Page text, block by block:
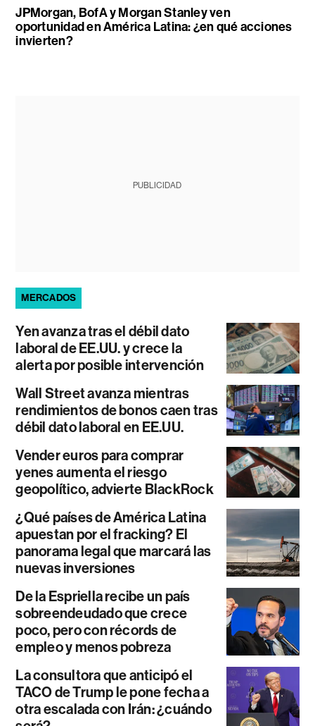
JPMorgan, BofA y Morgan Stanley ven
oportunidad en América Latina: ¿en qué acciones
invierten?
PUBLICIDAD
MERCADOS
Yen avanza tras el débil dato
laboral de EE.UU. y crece la
alerta por posible intervención
Wall Street avanza mientras
rendimientos de bonos caen tras
débil dato laboral en EE.UU.
Vender euros para comprar
yenes aumenta el riesgo
geopolítico, advierte BlackRock
¿Qué países de América Latina
apuestan por el fracking? El
panorama legal que marcará las
nuevas inversiones
De la Espriella recibe un país
sobreendeudado que crece
poco, pero con récords de
empleo y menos pobreza
La consultora que anticipó el
TACO de Trump le pone fecha a
otra escalada con Irán: ¿cuándo